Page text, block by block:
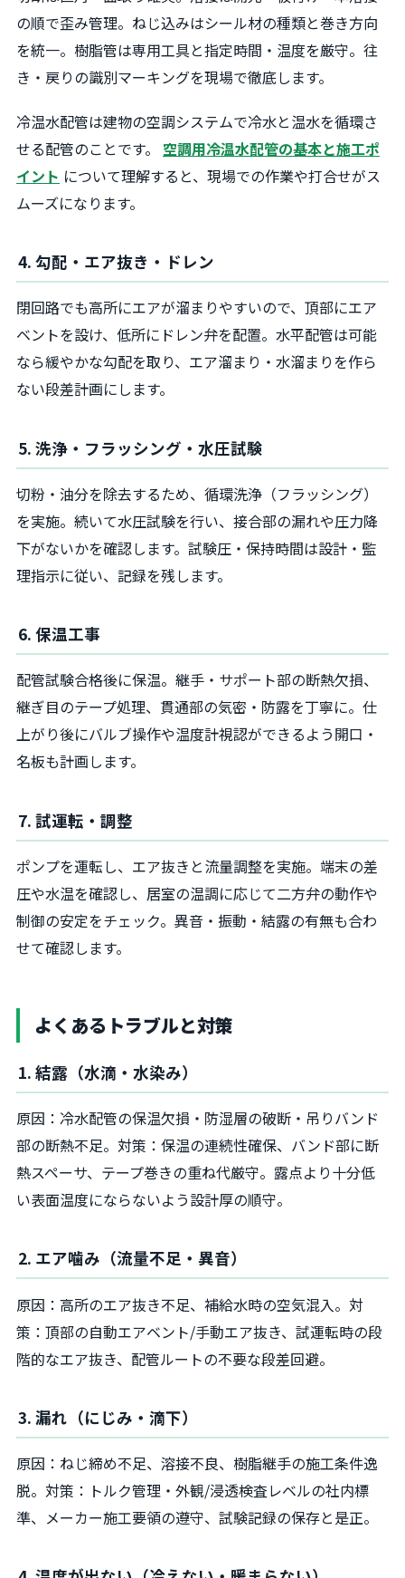
の順で歪み管理。ねじ込みはシール材の種類と巻き方向
を統一。樹脂管は専用工具と指定時間・温度を厳守。往
き・戻りの識別マーキングを現場で徹底します。
冷温水配管は建物の空調システムで冷水と温水を循環さ
せる配管のことです。 空調用冷温水配管の基本と施工ポ
イント について理解すると、現場での作業や打合せがス
ムーズになります。
4. 勾配・エア抜き・ドレン
閉回路でも高所にエアが溜まりやすいので、頂部にエア
ベントを設け、低所にドレン弁を配置。水平配管は可能
なら緩やかな勾配を取り、エア溜まり・水溜まりを作ら
ない段差計画にします。
5. 洗浄・フラッシング・水圧試験
切粉・油分を除去するため、循環洗浄（フラッシング）
を実施。続いて水圧試験を行い、接合部の漏れや圧力降
下がないかを確認します。試験圧・保持時間は設計・監
理指示に従い、記録を残します。
6. 保温工事
配管試験合格後に保温。継手・サポート部の断熱欠損、
継ぎ目のテープ処理、貫通部の気密・防露を丁寧に。仕
上がり後にバルブ操作や温度計視認ができるよう開口・
名板も計画します。
7. 試運転・調整
ポンプを運転し、エア抜きと流量調整を実施。端末の差
圧や水温を確認し、居室の温調に応じて二方弁の動作や
制御の安定をチェック。異音・振動・結露の有無も合わ
せて確認します。
よくあるトラブルと対策
1. 結露（水滴・水染み）
原因：冷水配管の保温欠損・防湿層の破断・吊りバンド
部の断熱不足。対策：保温の連続性確保、バンド部に断
熱スペーサ、テープ巻きの重ね代厳守。露点より十分低
い表面温度にならないよう設計厚の順守。
2. エア噛み（流量不足・異音）
原因：高所のエア抜き不足、補給水時の空気混入。対
策：頂部の自動エアベント/手動エア抜き、試運転時の段
階的なエア抜き、配管ルートの不要な段差回避。
3. 漏れ（にじみ・滴下）
原因：ねじ締め不足、溶接不良、樹脂継手の施工条件逸
脱。対策：トルク管理・外観/浸透検査レベルの社内標
準、メーカー施工要領の遵守、試験記録の保存と是正。